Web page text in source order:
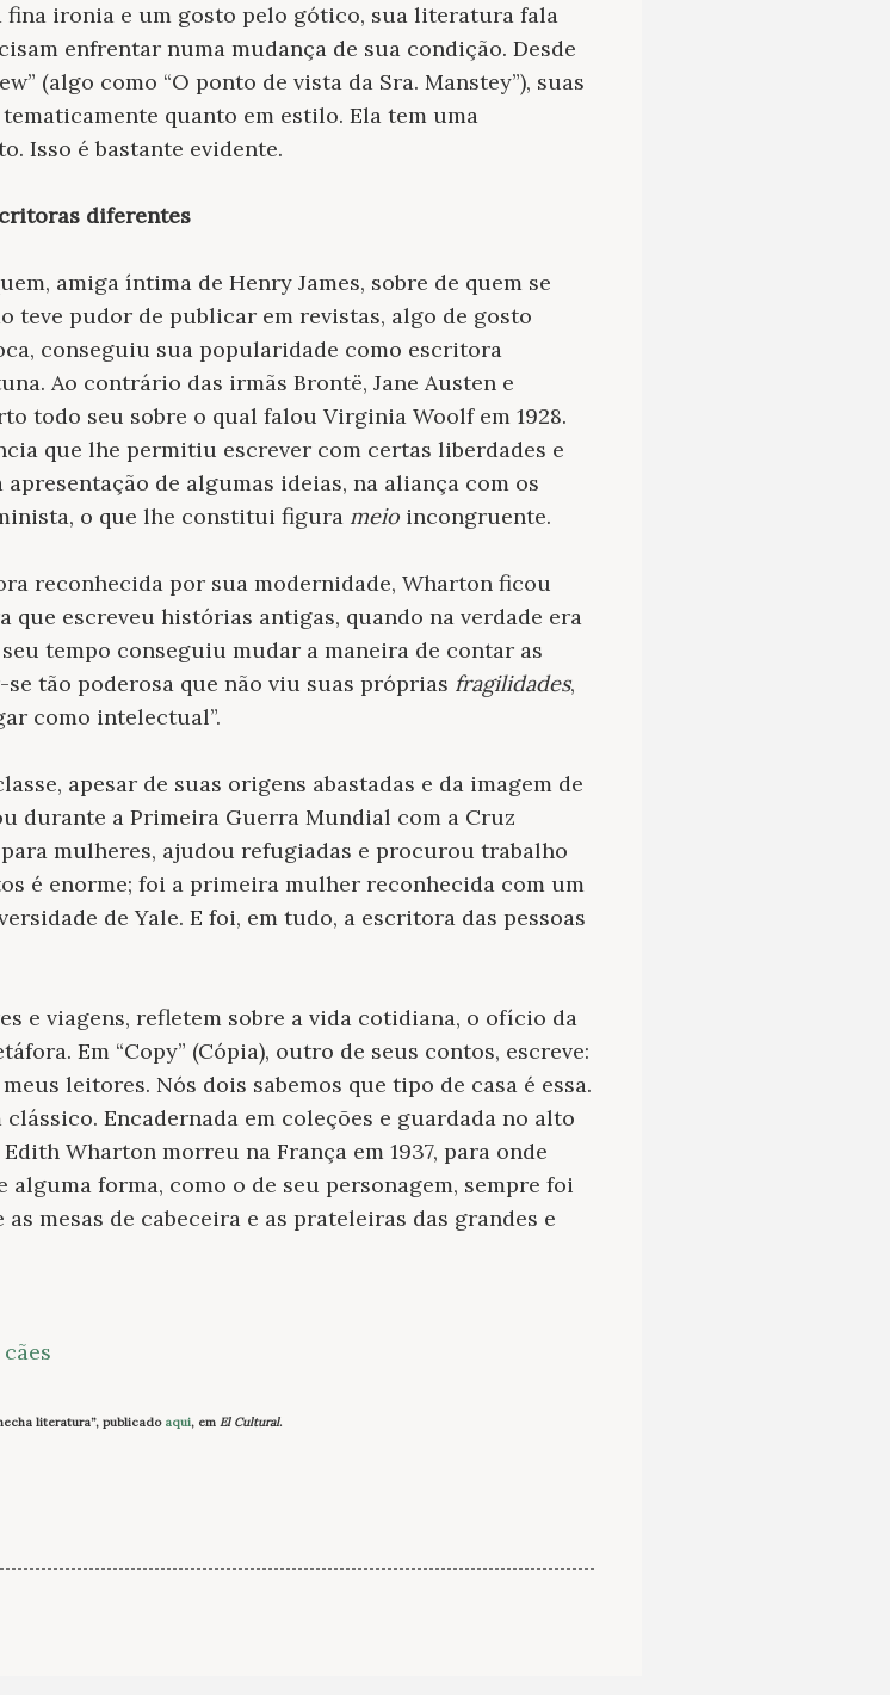
fina ironia e um gosto pelo gótico, sua literatura fala
enfrentar numa mudança de sua condição. Desde
(algo como “O ponto de vista da Sra. Manstey”), suas
quanto em estilo. Ela tem uma
Isso é bastante evidente.
diferentes
amiga íntima de Henry James, sobre de quem se
teve pudor de publicar em revistas, algo de gosto
conseguiu sua popularidade como escritora
Ao contrário das irmãs Brontë, Jane Austen e
todo seu sobre o qual falou Virginia Woolf em 1928.
que lhe permitiu escrever com certas liberdades e
de algumas ideias, na aliança com os
o que lhe constitui figura meio incongruente.
reconhecida por sua modernidade, Wharton ficou
que escreveu histórias antigas, quando na verdade era
tempo conseguiu mudar a maneira de contar as
tão poderosa que não viu suas próprias fragilidades,
como intelectual”.
apesar de suas origens abastadas e da imagem de
durante a Primeira Guerra Mundial com a Cruz
mulheres, ajudou refugiadas e procurou trabalho
é enorme; foi a primeira mulher reconhecida com um
de Yale. E foi, em tudo, a escritora das pessoas
e viagens, refletem sobre a vida cotidiana, o ofício da
Em “Copy” (Cópia), outro de seus contos, escreve:
leitores. Nós dois sabemos que tipo de casa é essa.
Encadernada em coleções e guardada no alto
Wharton morreu na França em 1937, para onde
alguma forma, como o de seu personagem, sempre foi
mesas de cabeceira e as prateleiras das grandes e
literatura”, publicado aqui, em El Cultural.